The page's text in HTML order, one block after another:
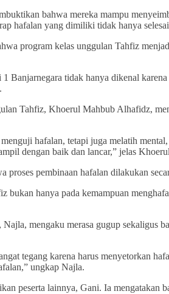
bahwa mereka mampu
hafalan yang dimiliki tidak hanya
program kelas unggulan Tahfiz
Banjarnegara tidak hanya dikenal
Tahfiz, Khoerul Mahbub Alhafidz,
hafalan, tetapi juga melatih
dengan baik dan lancar,” jelas
proses pembinaan hafalan dilakukan
bukan hanya pada kemampuan
Najla, mengaku merasa gugup
tegang karena harus menyetorkan
ungkap Najla.
peserta lainnya, Gani. Ia mengatakan